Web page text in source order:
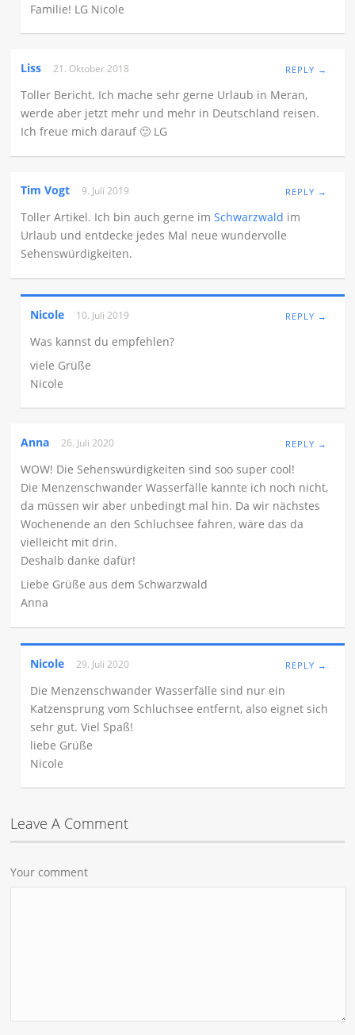
Familie! LG Nicole
Liss 21. Oktober 2018 REPLY →
Toller Bericht. Ich mache sehr gerne Urlaub in Meran,
werde aber jetzt mehr und mehr in Deutschland reisen.
Ich freue mich darauf 🙂 LG
Tim Vogt 9. Juli 2019 REPLY →
Toller Artikel. Ich bin auch gerne imSchwarzwald im
Urlaub und entdecke jedes Mal neue wundervolle
Sehenswürdigkeiten.
Nicole 10. Juli 2019 REPLY →
Was kannst du empfehlen?
viele Grüße
Nicole
Anna 26. Juli 2020 REPLY →
WOW! Die Sehenswürdigkeiten sind soo super cool!
Die Menzenschwander Wasserfälle kannte ich noch nicht,
da müssen wir aber unbedingt mal hin. Da wir nächstes
Wochenende an den Schluchsee fahren, wäre das da
vielleicht mit drin.
Deshalb danke dafür!
Liebe Grüße aus dem Schwarzwald
Anna
Nicole 29. Juli 2020 REPLY →
Die Menzenschwander Wasserfälle sind nur ein
Katzensprung vom Schluchsee entfernt, also eignet sich
sehr gut. Viel Spaß!
liebe Grüße
Nicole
Leave A Comment
Your comment